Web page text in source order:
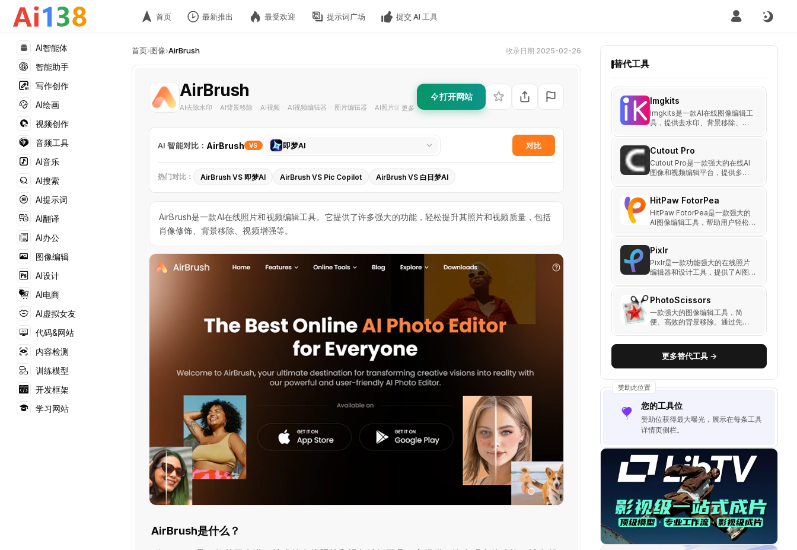
AI智能体
智能助手
写作创作
AI绘画
视频创作
音频工具
AI音乐
AI搜索
AI提示词
AI翻译
AI办公
图像编辑
AI设计
AI电商
AI虚拟女友
代码&网站
内容检测
训练模型
开发框架
学习网站
首页 最新推出 最受欢迎 提示词广场 提交 AI 工具
首页›图像›AirBrush 收录日期 2025-02-26
AirBrush
AI去除水印 AI背景移除 AI视频 AI视频编辑器 图片编辑器 AI照片编辑器 · 图片背景移除 水印去除
更多
打开网站
AI 智能对比： AirBrush VS
选
具
即梦AI 对比
热门对比： AirBrush VS 即梦AI AirBrush VS Pic Copilot AirBrush VS 白日梦AI
AirBrush是一款AI在线照片和视频编辑工具。它提供了许多强大的功能，轻松提升其照片和视频质量，包括
肖像修饰、背景移除、视频增强等。
AirBrush是什么？
替代工具
Imgkits
Imgkits是一款AI在线图像编辑工
具，提供去水印、背景移除、照
试用免费，快速提升图像质量！
Cutout Pro
Cutout Pro是一款强大的在线AI
图像和视频编辑平台，提供多种
HitPaw FotorPea
HitPaw FotorPea是一款强大的
AI图像编辑工具，帮助用户轻松
能。
Pixlr
Pixlr是一款功能强大的在线照片
编辑器和设计工具，提供了AI图
编辑到高级设计的各种需求。
PhotoScissors
一款强大的图像编辑工具，简
便、高效的背景移除。通过先进
变得轻而易举。
更多替代工具 →
赞助此位置
您的工具位
赞助位获得最大曝光，展示在每条工具
详情页侧栏。